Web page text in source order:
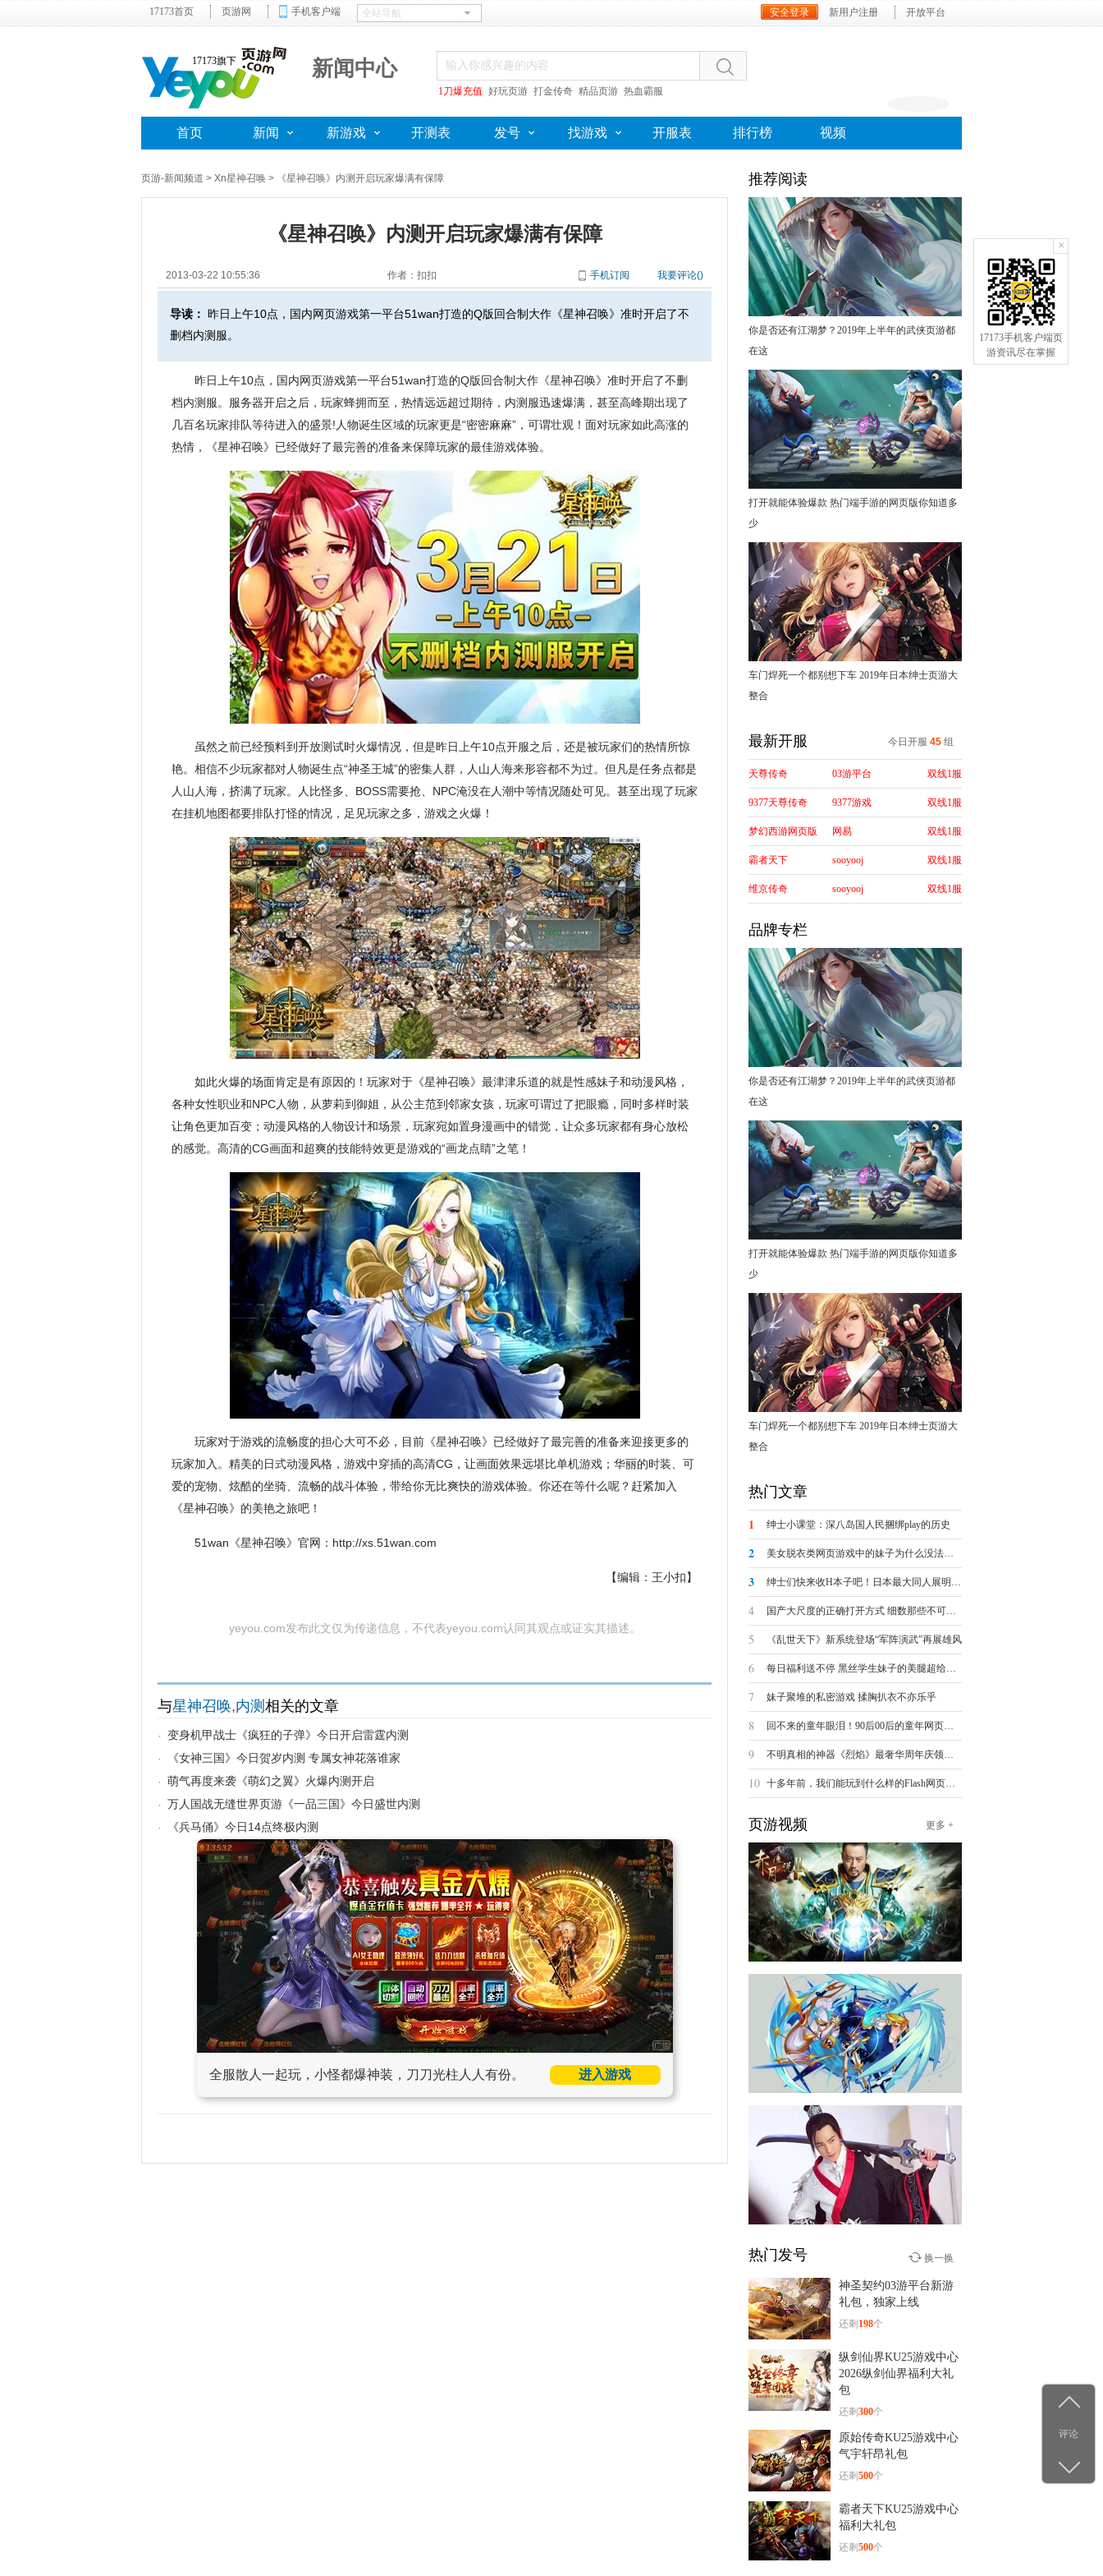
17173首页 页游网 手机客户端 安全登录 新用户注册 开放平台
17173旗下 新闻中心
1刀爆充值 好玩页游 打金传奇 精品页游 热血霸服
首页 新闻 新游戏 开测表 发号 找游戏 开服表 排行榜 视频
页游-新闻频道 > Xn星神召唤 > 《星神召唤》内测开启玩家爆满有保障
《星神召唤》内测开启玩家爆满有保障
2013-03-22 10:55:36 作者：扣扣 手机订阅 我要评论()
导读： 昨日上午10点，国内网页游戏第一平台51wan打造的Q版回合制大作《星神召唤》准时开启了不
删档内测服。
昨日上午10点，国内网页游戏第一平台51wan打造的Q版回合制大作《星神召唤》准时开启了不删
档内测服。服务器开启之后，玩家蜂拥而至，热情远远超过期待，内测服迅速爆满，甚至高峰期出现了
几百名玩家排队等待进入的盛景!人物诞生区域的玩家更是“密密麻麻”，可谓壮观！面对玩家如此高涨的
热情，《星神召唤》已经做好了最完善的准备来保障玩家的最佳游戏体验。
虽然之前已经预料到开放测试时火爆情况，但是昨日上午10点开服之后，还是被玩家们的热情所惊
艳。相信不少玩家都对人物诞生点“神圣王城”的密集人群，人山人海来形容都不为过。但凡是任务点都是
人山人海，挤满了玩家。人比怪多、BOSS需要抢、NPC淹没在人潮中等情况随处可见。甚至出现了玩家
在挂机地图都要排队打怪的情况，足见玩家之多，游戏之火爆！
如此火爆的场面肯定是有原因的！玩家对于《星神召唤》最津津乐道的就是性感妹子和动漫风格，
各种女性职业和NPC人物，从萝莉到御姐，从公主范到邻家女孩，玩家可谓过了把眼瘾，同时多样时装
让角色更加百变；动漫风格的人物设计和场景，玩家宛如置身漫画中的错觉，让众多玩家都有身心放松
的感觉。高清的CG画面和超爽的技能特效更是游戏的“画龙点睛”之笔！
玩家对于游戏的流畅度的担心大可不必，目前《星神召唤》已经做好了最完善的准备来迎接更多的
玩家加入。精美的日式动漫风格，游戏中穿插的高清CG，让画面效果远堪比单机游戏；华丽的时装、可
爱的宠物、炫酷的坐骑、流畅的战斗体验，带给你无比爽快的游戏体验。你还在等什么呢？赶紧加入
《星神召唤》的美艳之旅吧！
51wan《星神召唤》官网：http://xs.51wan.com
【编辑：王小扣】
yeyou.com发布此文仅为传递信息，不代表yeyou.com认同其观点或证实其描述。
与星神召唤,内测 相关的文章
· 变身机甲战士《疯狂的子弹》今日开启雷霆内测
·
《女神三国》今日贺岁内测 专属女神花落谁家
· 萌气再度来袭《萌幻之翼》火爆内测开启
· 万人国战无缝世界页游《一品三国》今日盛世内测
·
《兵马俑》今日14点终极内测
全服散人一起玩，小怪都爆神装，刀刀光柱人人有份。 进入游戏
推荐阅读
你是否还有江湖梦？2019年上半年的武侠页游都
在这
打开就能体验爆款 热门端手游的网页版你知道多
少
车门焊死一个都别想下车 2019年日本绅士页游大
整合
最新开服 今日开服 45 组
天尊传奇 03游平台 双线1服
9377天尊传奇 9377游戏 双线1服
梦幻西游网页版 网易 双线1服
霸者天下 sooyooj 双线1服
维京传奇 sooyooj 双线1服
品牌专栏
你是否还有江湖梦？2019年上半年的武侠页游都
在这
打开就能体验爆款 热门端手游的网页版你知道多
少
车门焊死一个都别想下车 2019年日本绅士页游大
整合
热门文章
1 绅士小课堂：深八岛国人民捆绑play的历史
2 美女脱衣类网页游戏中的妹子为什么没法被脱光？
3 绅士们快来收H本子吧！日本最大同人展明日开幕
4 国产大尺度的正确打开方式 细数那些不可描述的羞羞页游
5 《乱世天下》新系统登场“军阵演武”再展雄风
6 每日福利送不停 黑丝学生妹子的美腿超给力诱惑
7 妹子聚堆的私密游戏 揉胸扒衣不亦乐乎
8 回不来的童年眼泪！90后00后的童年网页游戏大盘点
9 不明真相的神器《烈焰》最奢华周年庆领跑全球
10 十多年前，我们能玩到什么样的Flash网页小游戏？
页游视频 更多 +
赤月传说2
03-10
《赤月传说2》张涵予片场视
频
赛尔号
《赛尔号》天尊啸傲白虎介
绍＆实战
少年群侠传
12-29
杨洋古装新造型！《少年群
侠传》
热门发号
神圣契约03游平台新游
礼包，独家上线
还剩 198个
纵剑仙界KU25游戏中心
2026纵剑仙界福利大礼
包
还剩300个
原始传奇KU25游戏中心
气宇轩昂礼包
还剩500个
霸者天下KU25游戏中心
福利大礼包
还剩500个
换一换
评论
×
17173手机客户端页
游资讯尽在掌握